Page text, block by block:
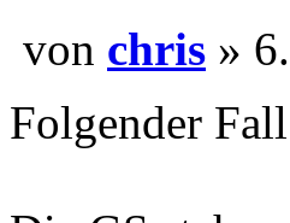
vonchris
Folgender